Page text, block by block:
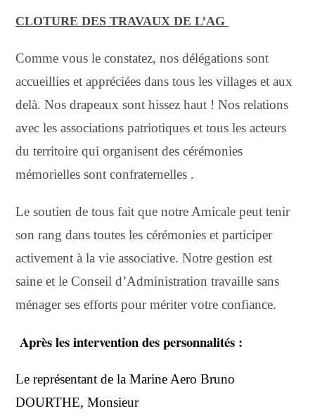
CLOTURE DES TRAVAUX DE L’AG
Comme vous le constatez, nos délégations sont
accueillies et appréciées dans tous les villages et aux
delà. Nos drapeaux sont hissez haut !Nos relations
avec les associations patriotiques et tous les acteurs
du territoire qui organisent des cérémonies
mémorielles sont confraternelles .
Le soutien de tous fait que notre Amicale peut tenir
son rang dans toutes les cérémonies et participer
activement à la vie associative. Notre gestion est
saine et le Conseil d’Administration travaille sans
ménager ses efforts pour mériter votre confiance.
Après les intervention des personnalités :
Le représentant de la Marine Aero Bruno
DOURTHE, Monsieur